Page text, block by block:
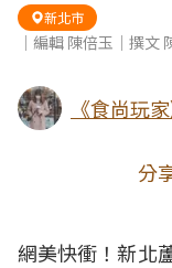
新北市
｜編輯 陳倍玉｜撰文
《食尚玩
分
網美快衝！新北